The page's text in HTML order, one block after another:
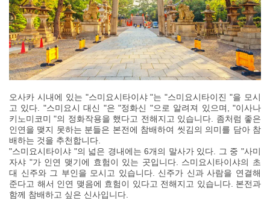
오사카 시내에 있는 "스미요시타이샤 "는 "스미요시타이진 "을 모시
고 있다. "스미요시 대신 "은 "정화신 "으로 알려져 있으며, "이사나
키노미코미 "의 정화작용을 했다고 전해지고 있습니다. 좀처럼 좋은
인연을 맺지 못하는 분들은 본전에 참배하여 씻김의 의미를 담아 참
배하는 것을 추천합니다.
"스미요시타이샤 "의 넓은 경내에는 6개의 말사가 있다. 그 중 "사미
자샤 "가 인연 맺기에 효험이 있는 곳입니다. 스미요시타이샤의 초
대 신주와 그 부인을 모시고 있습니다. 신주가 신과 사람을 연결해
준다고 해서 인연 맺음에 효험이 있다고 전해지고 있습니다. 본전과
함께 참배하고 싶은 신사입니다.